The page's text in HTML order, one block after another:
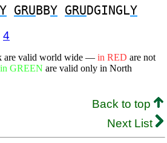
Y GRUBBY GRUDGINGLY
4
are valid world wide — in RED are not
in GREEN are valid only in North
Back to top
Next List